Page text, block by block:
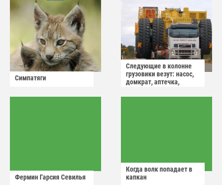
Симпатяги
Следующие в колонне
грузовики везут: насос,
домкрат, аптечка,
Фермин Гарсия Севилья
Когда волк попадает в
капкан